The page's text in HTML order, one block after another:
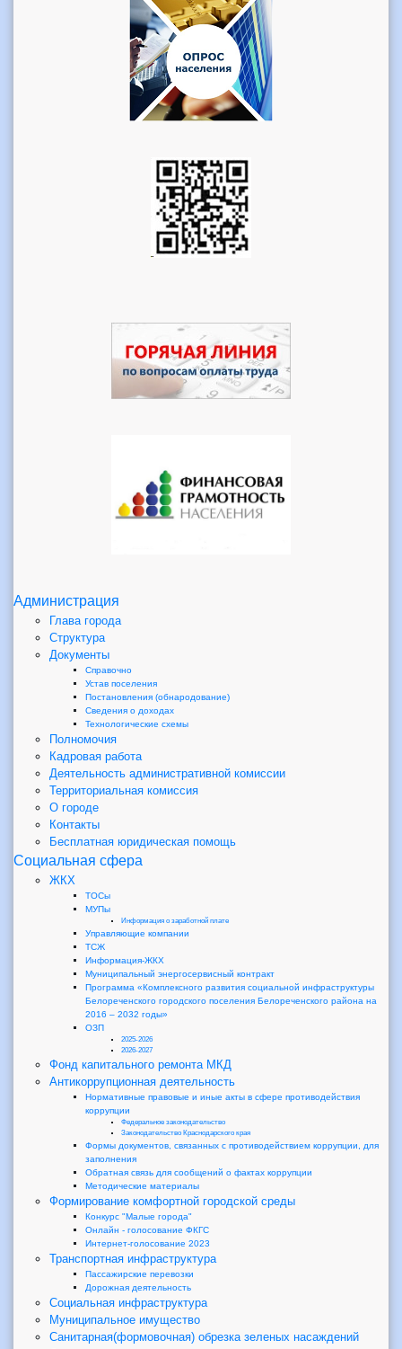
Администрация
Глава города
Структура
Документы
Справочно
Устав поселения
Постановления (обнародование)
Сведения о доходах
Технологические схемы
Полномочия
Кадровая работа
Деятельность административной комиссии
Территориальная комиссия
О городе
Контакты
Бесплатная юридическая помощь
Социальная сфера
ЖКХ
ТОСы
МУПы
Информация о заработной плате
Управляющие компании
ТСЖ
Информация-ЖКХ
Муниципальный энергосервисный контракт
Программа «Комплексного развития социальной инфраструктуры
Белореченского городского поселения Белореченского района на
2016 – 2032 годы»
ОЗП
2025-2026
2026-2027
Фонд капитального ремонта МКД
Антикоррупционная деятельность
Нормативные правовые и иные акты в сфере противодействия
коррупции
Федеральное законодательство
Законодательство Краснодарского края
Формы документов, связанных с противодействием коррупции, для
заполнения
Обратная связь для сообщений о фактах коррупции
Методические материалы
Формирование комфортной городской среды
Конкурс "Малые города"
Онлайн - голосование ФКГС
Интернет-голосование 2023
Транспортная инфраструктура
Пассажирские перевозки
Дорожная деятельность
Социальная инфраструктура
Муниципальное имущество
Санитарная(формовочная) обрезка зеленых насаждений